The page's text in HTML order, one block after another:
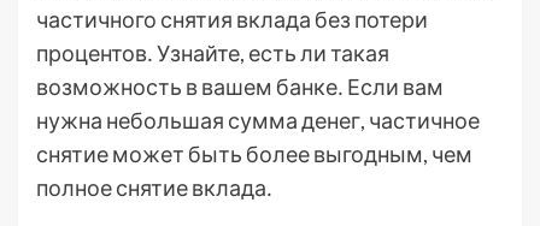
частичного снятия вклада без потери
процентов․ Узнайте, есть ли такая
возможность в вашем банке․ Если вам
нужна небольшая сумма денег, частичное
снятие может быть более выгодным, чем
полное снятие вклада․